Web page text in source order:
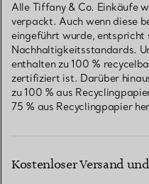
Alle Tiffany & Co. Einkäufe
verpackt. Auch wenn diese
eingeführt wurde, entspricht
Nachhaltigkeitsstandards.
enthalten zu 100 %
zertifiziert ist. Darüber
zu 100 % aus
75 % aus Recyclingpapier
Kostenloser Versand